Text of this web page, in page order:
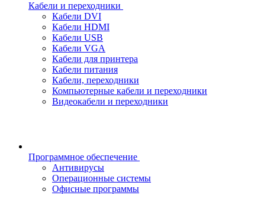
Кабели и переходники
Кабели DVI
Кабели HDMI
Кабели USB
Кабели VGA
Кабели для принтера
Кабели питания
Кабели, переходники
Компьютерные кабели и переходники
Видеокабели и переходники
Программное обеспечение
Антивирусы
Операционные системы
Офисные программы